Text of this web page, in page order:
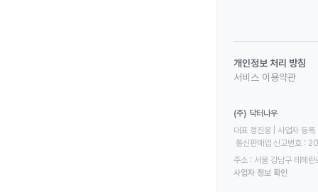
개인정보 처리 방침
서비스 이용약관
(주) 닥터나우
대표 정진웅 | 사업자
통신판매업 신고번호
주소 : 서울 강남구 테헤
사업자 정보 확인